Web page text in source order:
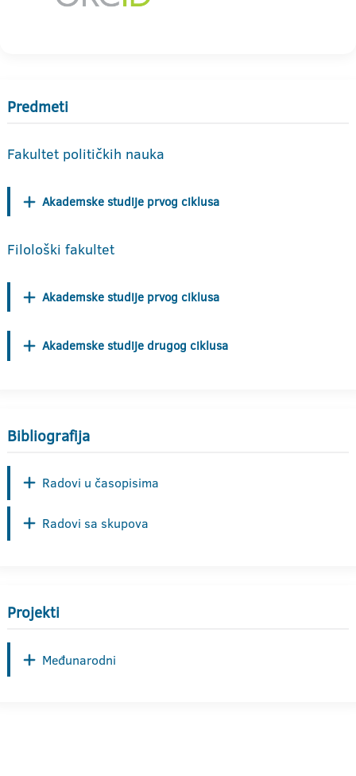
Predmeti
Fakultet političkih nauka
Akademske studije prvog ciklusa
Filološki fakultet
Akademske studije prvog ciklusa
Akademske studije drugog ciklusa
Bibliografija
Radovi u časopisima
Radovi sa skupova
Projekti
Međunarodni